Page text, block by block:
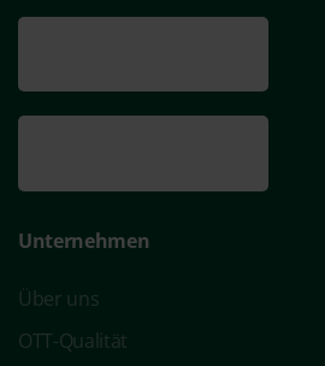
Unternehmen
Über uns
OTT-Qualität